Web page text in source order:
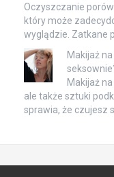
Oczyszczanie
który może
wyglądzie. Zatkane
Makijaż
Makijaż
ale także sztuki
sprawia, że czujesz